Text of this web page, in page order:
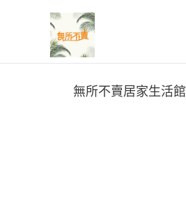
無所不賣居家生活館
無所不賣居家生活館